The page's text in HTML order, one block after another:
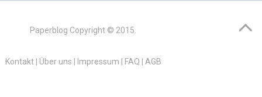
Paperblog Copyright © 2015.
Kontakt| Über uns Impressum FAQ AGB